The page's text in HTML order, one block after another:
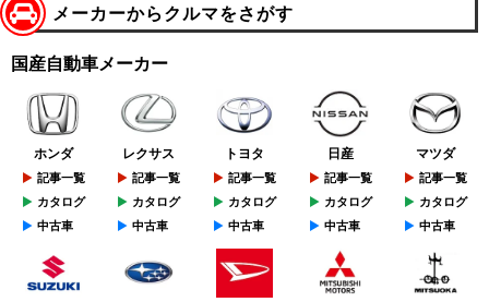
メーカーからクルマをさがす
国産自動車メーカー
ホンダ
記事一覧
カタログ
中古車
レクサス
記事一覧
カタログ
中古車
トヨタ
記事一覧
カタログ
中古車
日産
記事一覧
カタログ
中古車
マツダ
記事一覧
カタログ
中古車